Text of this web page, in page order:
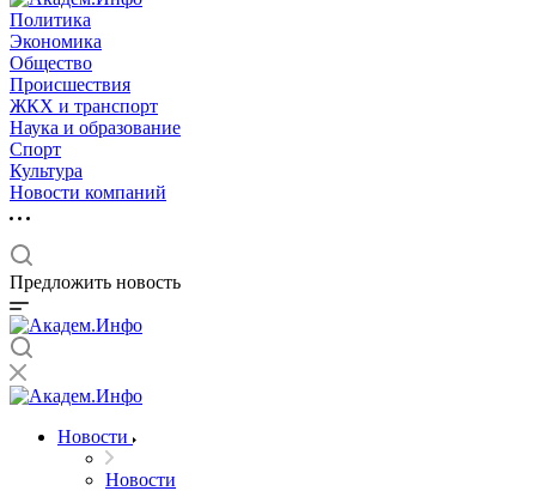
Политика
Экономика
Общество
Происшествия
ЖКХ и транспорт
Наука и образование
Спорт
Культура
Новости компаний
Предложить новость
Новости
Новости